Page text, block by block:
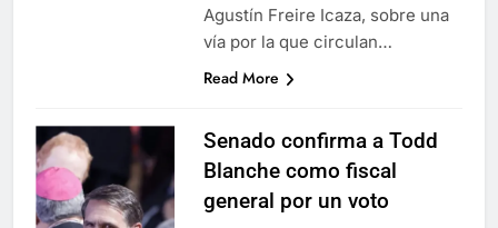
Agustín Freire Icaza, sobre una
vía por la que circulan…
Read More
Senado confirma a Todd
Blanche como fiscal
general por un voto